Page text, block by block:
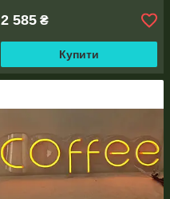
2 585 ₴
Купити